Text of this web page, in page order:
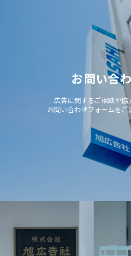
お問い合
広告に関するご相談や協
お問い合わせフォームをご